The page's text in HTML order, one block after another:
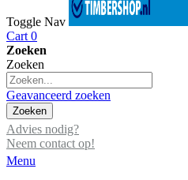
Toggle Nav
Cart 0
Zoeken
Zoeken
Geavanceerd zoeken
Zoeken
Advies nodig?
Neem contact op!
Menu